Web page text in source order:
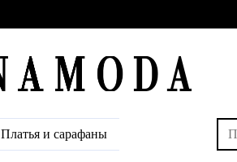
Платья и сарафаны